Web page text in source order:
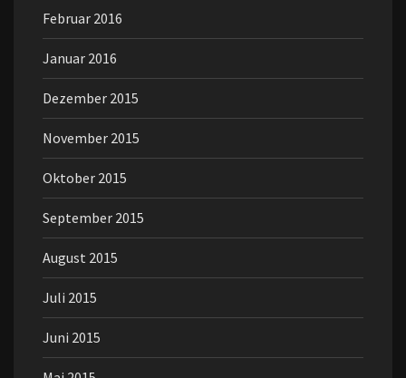
Februar 2016
Januar 2016
Dezember 2015
November 2015
Oktober 2015
September 2015
August 2015
Juli 2015
Juni 2015